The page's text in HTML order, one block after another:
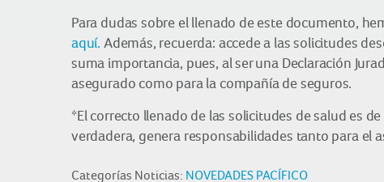
Para dudas sobre el llenado de este documento,
aquí. Además, recuerda: accede a las solicitudes
suma importancia, pues, al ser una Declaración
asegurado como para la compañía de seguros.
*El correcto llenado de las solicitudes de salud es
verdadera, genera responsabilidades tanto para el
Categorías Noticias: NOVEDADES PACÍFICO